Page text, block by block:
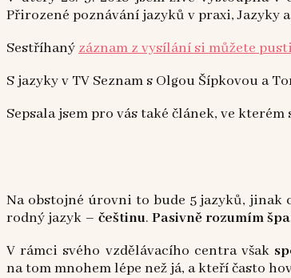
Přirozené poznávání jazyků v praxi, Jazyky
Sestříhaný záznam z vysílání si můžete
S jazyky v TV Seznam s Olgou Šípkovou a
Sepsala jsem pro vás také článek, ve
Na obstojné úrovni to bude 5 jazyků,
rodný jazyk – češtinu. Pasivně rozumím
V rámci svého vzdělávacího centra však
na tom mnohem lépe než já, a kteří často